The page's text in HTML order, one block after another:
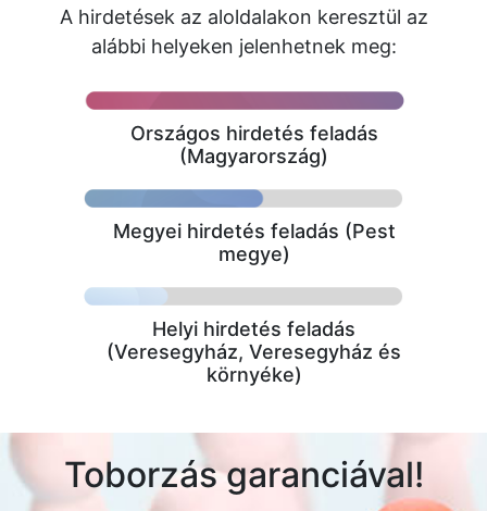
A hirdetések az aloldalakon keresztül az
alábbi helyeken jelenhetnek meg:
Országos hirdetés feladás
(Magyarország)
Megyei hirdetés feladás (Pest
megye)
Helyi hirdetés feladás
(Veresegyház, Veresegyház és
környéke)
Toborzás garanciával!